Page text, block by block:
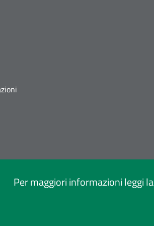
Per maggiori informazioni leggi la